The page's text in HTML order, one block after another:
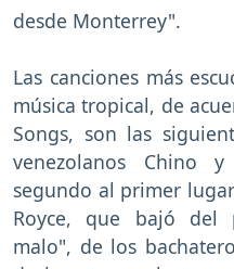
desde Monterrey".
Las canciones más
música tropical, de
Songs, son las
venezolanos Chino
segundo al primer
Royce, que bajó del
malo", de los